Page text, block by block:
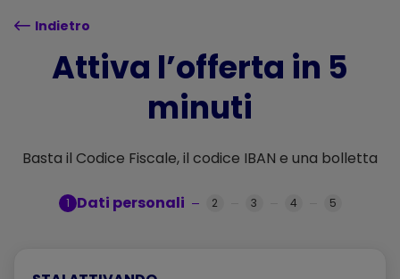
Indietro
Attiva l’offerta in 5
minuti
Basta il Codice Fiscale, il codice IBAN e una bolletta
1 Dati personali 2 3 4 5